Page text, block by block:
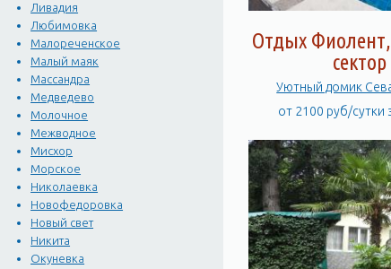
Ливадия
Любимовка
Малореченское
Малый маяк
Массандра
Медведево
Молочное
Межводное
Мисхор
Морское
Николаевка
Новофедоровка
Новый свет
Никита
Окуневка
Отдых
сектор
Уютный домик
от 2100 руб/сутки